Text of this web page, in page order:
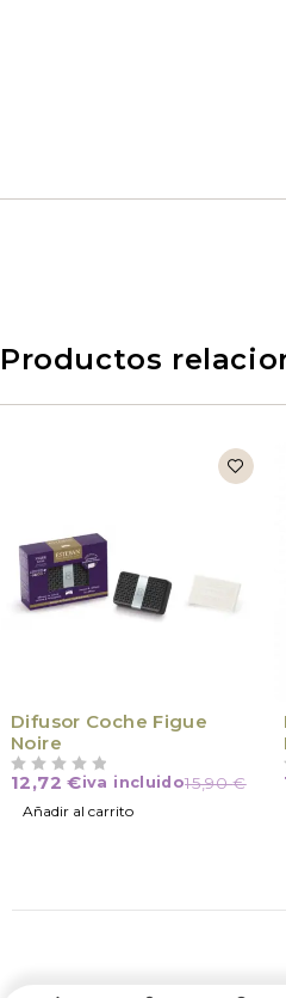
Productos
Difusor Coche Figue
Noire
15,90€
12,72€iva incluido
Añadir al carrito